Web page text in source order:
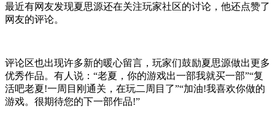
最近有网友发现夏思源还在关注玩家社区的讨论，他还点赞了
网友的评论。
评论区也出现许多新的暖心留言，玩家们鼓励夏思源做出更多
优秀作品。有人说：“老夏，你的游戏出一部我就买一部”“复
活吧老夏!一周目刚通关，在玩二周目了”“加油!我喜欢你做的
游戏。很期待您的下一部作品!”